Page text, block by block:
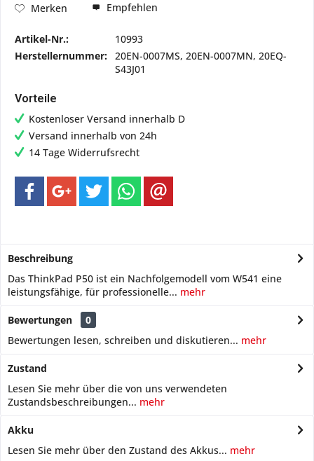
Merken Empfehlen
Artikel-Nr.:
10993
Herstellernummer: 20EN-0007MS, 20EN-0007MN, 20EQ-
S43J01
Vorteile
Kostenloser Versand innerhalb D
Versand innerhalb von 24h
14 Tage Widerrufsrecht
Beschreibung
Das ThinkPad P50 ist ein Nachfolgemodell vom W541 eine
leistungsfähige, für professionelle... mehr
Bewertungen
0
Bewertungen lesen, schreiben und diskutieren... mehr
Zustand
Lesen Sie mehr über die von uns verwendeten
Zustandsbeschreibungen... mehr
Akku
Lesen Sie mehr über den Zustand des Akkus... mehr